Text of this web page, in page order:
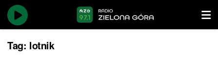
Tag: lotnik